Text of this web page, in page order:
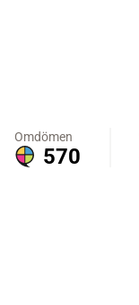
Omdömen
570